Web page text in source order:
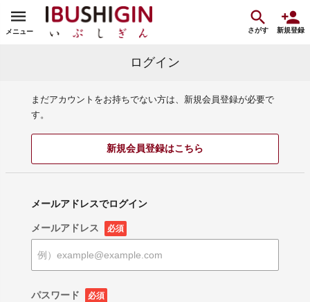
メニュー さがす 新規登録
ログイン
まだアカウントをお持ちでない方は、新規会員登録が必要で
す。
新規会員登録はこちら
メールアドレスでログイン
メールアドレス 必須
パスワード 必須